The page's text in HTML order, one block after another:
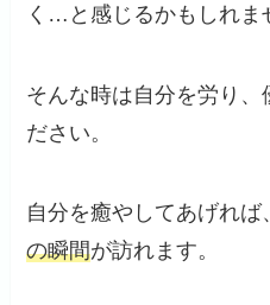
く…と感じるかもしれま
そんな時は自分を労り、
ださい。
自分を癒やしてあげれば
の瞬間が訪れます。